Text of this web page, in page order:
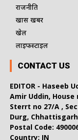
राजनीति
खास खबर
खेल
लाइफस्टाइल
CONTACT US
EDITOR - Haseeb
Amir Uddin, House
Sterrt no 27/A ,
Durg, Chhattisgarh
Postal Code:
Country: IN